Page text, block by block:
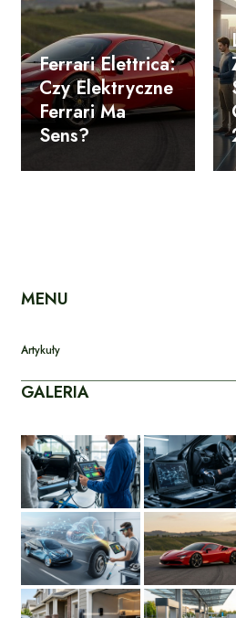
Ferrari Elettrica:
Czy Elektryczne
Ferrari Ma
Sens?
MENU
Artykuły
GALERIA